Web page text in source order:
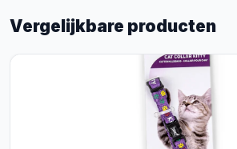
Vergelijkbare producten